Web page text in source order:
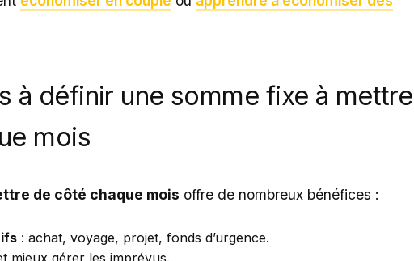
à définir une somme fixe à mettre
mois
de côté chaque mois offre de nombreux bénéfices :
: achat, voyage, projet, fonds d’urgence.